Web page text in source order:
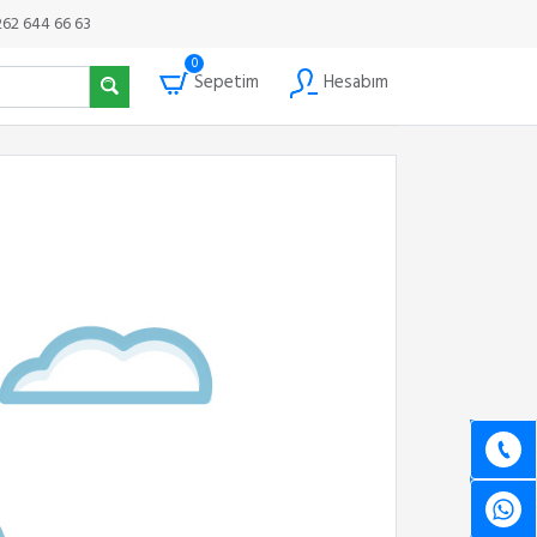
644 66 63
0
Sepetim Hesabım